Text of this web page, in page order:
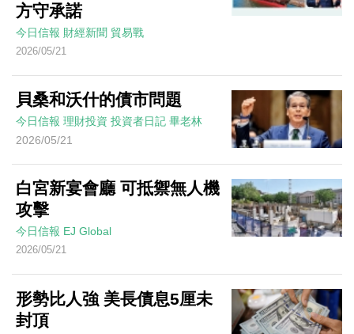
方守承諾
今日信報 財經新聞 貿易戰
2026/05/21
貝桑和沃什的債市問題
今日信報 理財投資 投資者日記 畢老林
2026/05/21
白宮新宴會廳 可抵禦無人機
攻擊
今日信報 EJ Global
2026/05/21
形勢比人強 美長債息5厘未
封頂